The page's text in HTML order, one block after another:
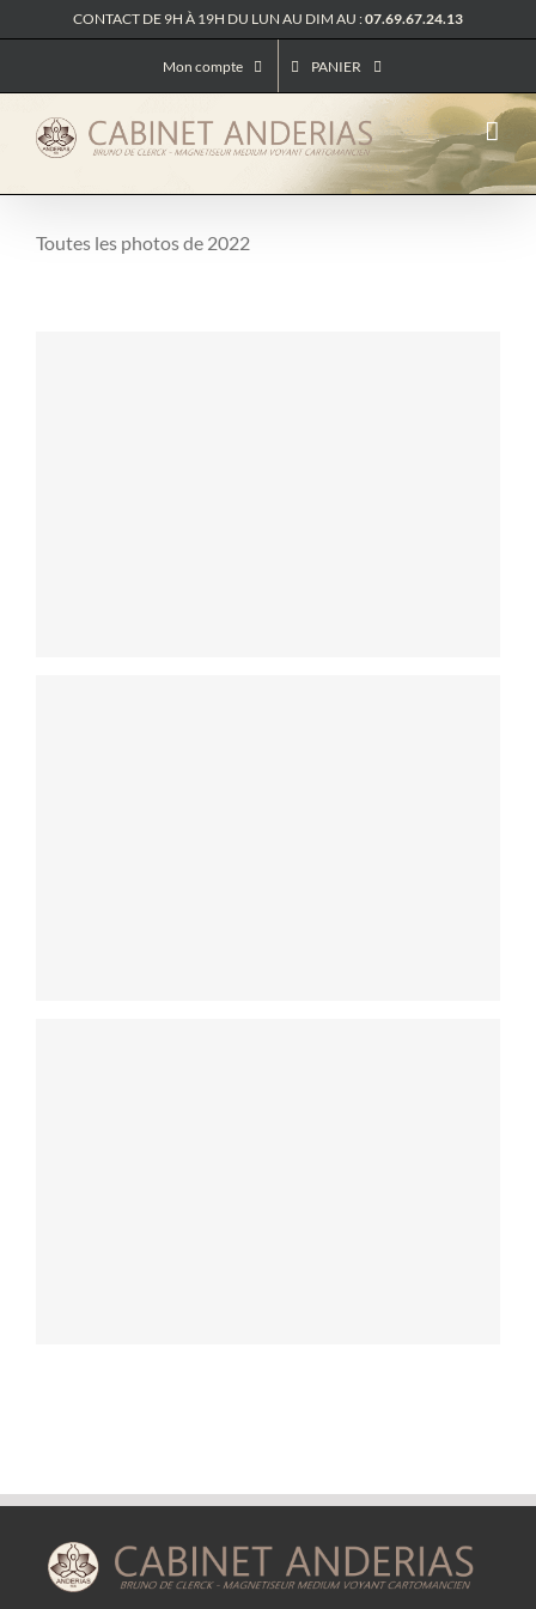
au
CONTACT DE 9H À 19H DU LUN AU DIM AU :07.69.67.24.13
Mon compte PANIER
Toutes les photos de 2022